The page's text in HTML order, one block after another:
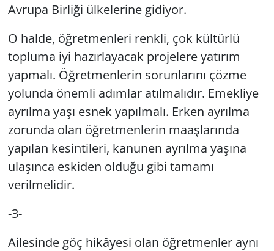
Avrupa Birliği ülkelerine gidiyor.
O halde, öğretmenleri renkli, çok kültürlü
topluma iyi hazırlayacak projelere yatırım
yapmalı. Öğretmenlerin sorunlarını çözme
yolunda önemli adımlar atılmalıdır. Emekliye
ayrılma yaşı esnek yapılmalı. Erken ayrılma
zorunda olan öğretmenlerin maaşlarında
yapılan kesintileri, kanunen ayrılma yaşına
ulaşınca eskiden olduğu gibi tamamı
verilmelidir.
-3-
Ailesinde göç hikâyesi olan öğretmenler aynı